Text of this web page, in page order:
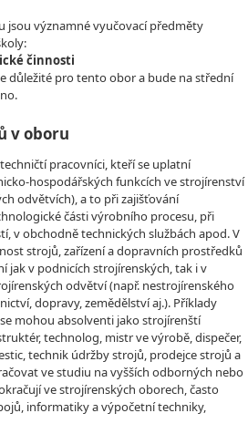
jsou významné vyučovací předměty
činnosti
důležité pro tento obor a bude na střední
v oboru
pracovníci, kteří se uplatní
hospodářských funkcích ve strojírenství
odvětvích), a to při zajišťování
části výrobního procesu, při
v obchodně technických službách apod. V
strojů, zařízení a dopravních prostředků
jak v podnicích strojírenských, tak i v
odvětví (např. nestrojírenského
dopravy, zemědělství aj.). Příklady
mohou absolventi jako strojírenští
technolog, mistr ve výrobě, dispečer,
technik údržby strojů, prodejce strojů a
ve studiu na vyšších odborných nebo
ve strojírenských oborech, často
informatiky a výpočetní techniky,